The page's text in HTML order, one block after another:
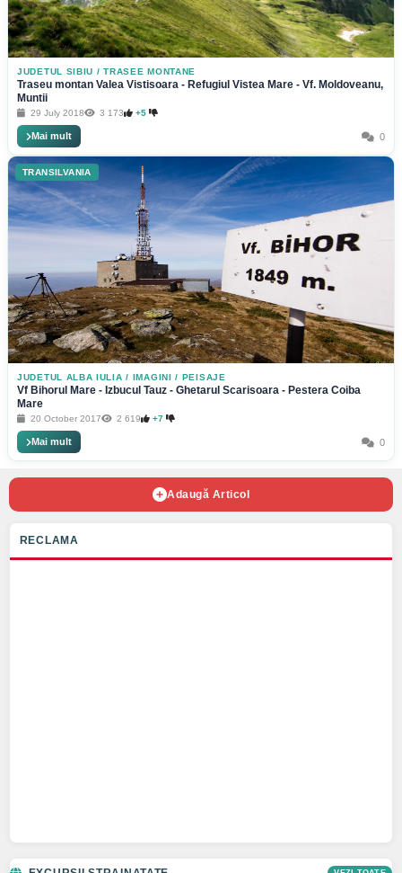
JUDETUL SIBIU /TRASEE MONTANE
Traseu montan Valea Vistisoara - Refugiul Vistea Mare - Vf. Moldoveanu,
Muntii
29 July 2018 3 173 +5
Mai mult 0
TRANSILVANIA
JUDETUL ALBA IULIA / IMAGINI / PEISAJE
Vf Bihorul Mare - Izbucul Tauz - Ghetarul Scarisoara - Pestera Coiba
Mare
20 October 2017 2 619 +7
Mai mult 0
Adaugă Articol
RECLAMA